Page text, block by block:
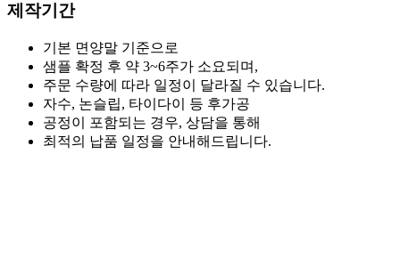
제작기간
기본 면양말 기준으로
샘플 확정 후 약 3~6주가 소요되며,
주문 수량에 따라 일정이 달라질 수 있습니다.
자수, 논슬립, 타이다이 등 후가공
공정이 포함되는 경우, 상담을 통해
최적의 납품 일정을 안내해드립니다.